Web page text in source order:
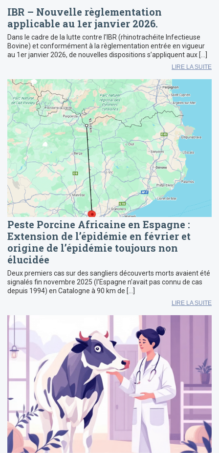
IBR – Nouvelle règlementation
applicable au 1er janvier 2026.
Dans le cadre de la lutte contre l’IBR (rhinotrachéite Infectieuse
Bovine) et conformément à la règlementation entrée en vigueur
au 1er janvier 2026, de nouvelles dispositions s’appliquent aux […]
LIRE LA SUITE
Peste Porcine Africaine en Espagne :
Extension de l’épidémie en février et
origine de l’épidémie toujours non
élucidée
Deux premiers cas sur des sangliers découverts morts avaient été
signalés fin novembre 2025 (l’Espagne n’avait pas connu de cas
depuis 1994) en Catalogne à 90 km de […]
LIRE LA SUITE